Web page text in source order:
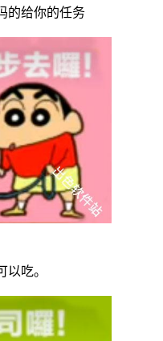
的给你的任务
吃。